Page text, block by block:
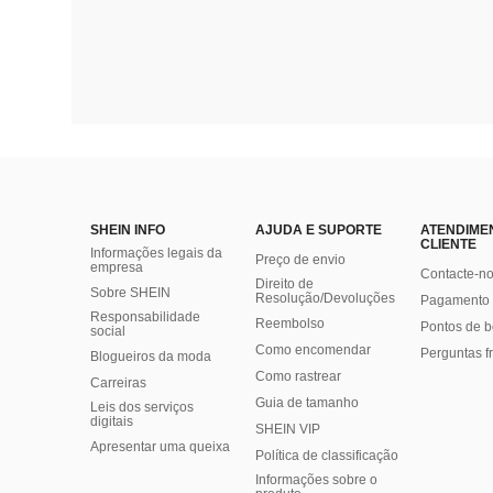
SHEIN INFO
Informações legais da
empresa
Sobre SHEIN
Responsabilidade
social
Blogueiros da moda
Carreiras
Leis dos serviços
digitais
Apresentar uma queixa
AJUDA E SUPORTE
Preço de envio
Direito de
Resolução/Devoluções
Reembolso
Como encomendar
Como rastrear
Guia de tamanho
SHEIN VIP
Política de classificação
​Informações sobre o
CLIENTE
Contacte-
Pontos de
Perguntas